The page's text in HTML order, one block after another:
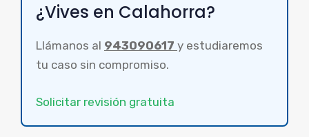
¿Vives en Calahorra?
Llámanos al 943090617 y estudiaremos
tu caso sin compromiso.
Solicitar revisión gratuita